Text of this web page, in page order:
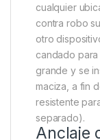
cualquier
contra robo
otro
candado
grande y se
maciza, a fin
resistente
separado).
Anclaje